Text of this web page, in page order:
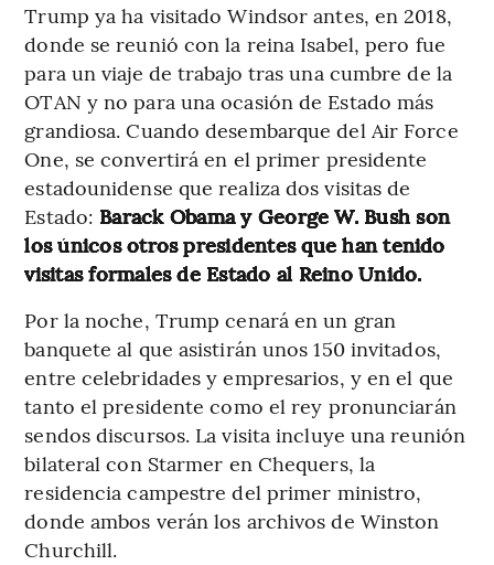
Trump ya ha visitado Windsor antes, en 2018,
donde se reunió con la reina Isabel, pero fue
para un viaje de trabajo tras una cumbre de la
OTAN y no para una ocasión de Estado más
grandiosa. Cuando desembarque del Air Force
One, se convertirá en el primer presidente
estadounidense que realiza dos visitas de
Estado: Barack Obama y George W. Bush son
los únicos otros presidentes que han tenido
visitas formales de Estado al Reino Unido.
Por la noche, Trump cenará en un gran
banquete al que asistirán unos 150 invitados,
entre celebridades y empresarios, y en el que
tanto el presidente como el rey pronunciarán
sendos discursos. La visita incluye una reunión
bilateral con Starmer en Chequers, la
residencia campestre del primer ministro,
donde ambos verán los archivos de Winston
Churchill.